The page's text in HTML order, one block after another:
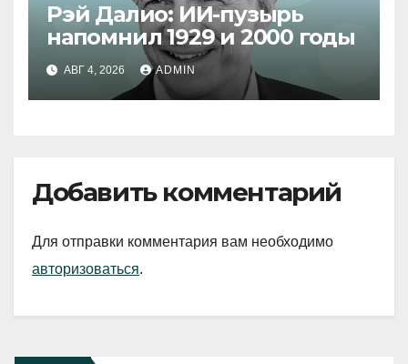
Рэй Далио: ИИ-пузырь
напомнил 1929 и 2000 годы
АВГ 4, 2026 ADMIN
Добавить комментарий
Для отправки комментария вам необходимо
авторизоваться.